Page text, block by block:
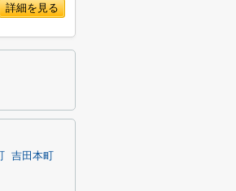
詳細を見る
吉田本町